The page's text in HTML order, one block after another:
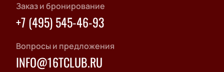
Заказ и бронирование
+7 (495) 545-46-93
Вопросы и предложения
INFO@16TCLUB.RU